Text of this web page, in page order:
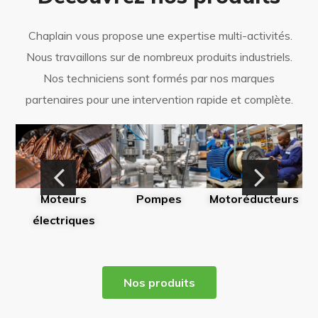
Chaplain vous propose une expertise multi-activités.
Nous travaillons sur de nombreux produits industriels.
Nos techniciens sont formés par nos marques
partenaires pour une intervention rapide et complète.
Moteurs
électriques
Pompes Motoréducteurs
Nos produits